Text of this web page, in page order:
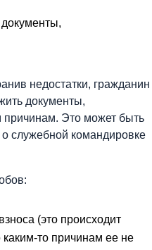
недостатки, гражданин
документы,
Это может быть
служебной командировке
(это происходит
каким-то причинам ее не